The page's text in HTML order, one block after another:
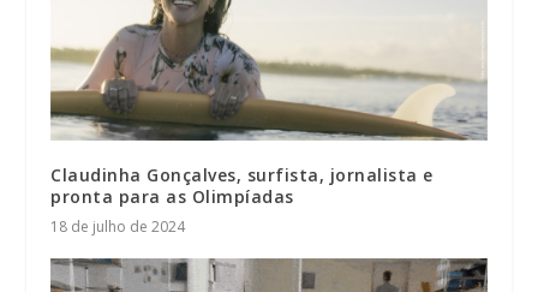
Claudinha Gonçalves, surfista, jornalista e
pronta para as Olimpíadas
18 de julho de 2024